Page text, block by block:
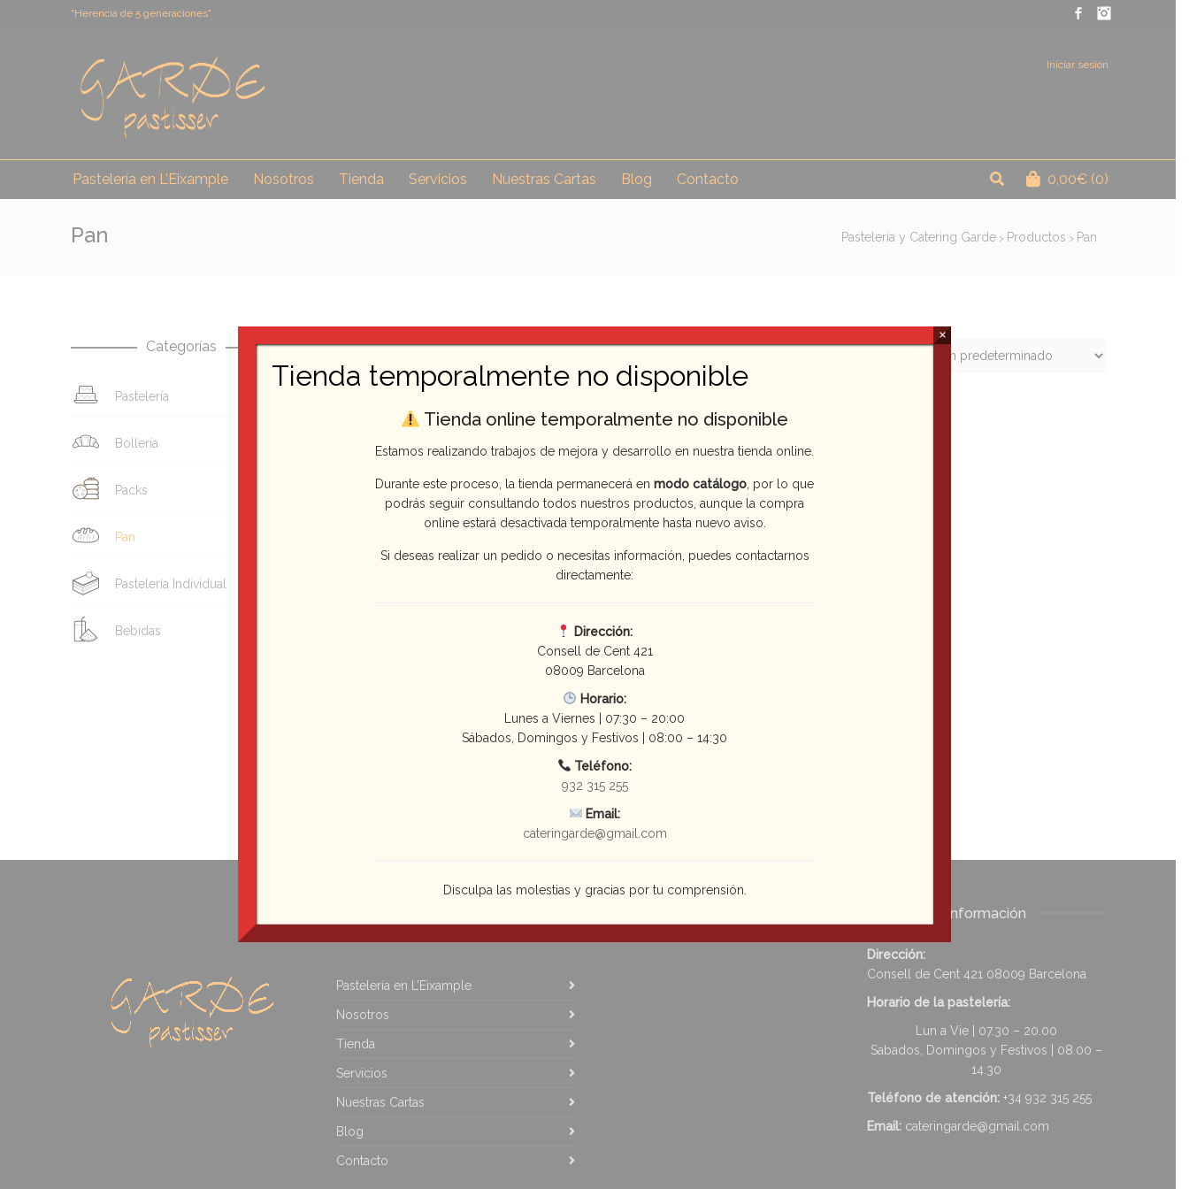
"Herencia de 5 generaciones" Facebook
Iniciar sesión
Pastelería en L’Eixample Nosotros Tienda Servicios Nuestras Cartas Blog Contacto 0,00€(0)
Pan Pasteleria y Catering Garde> Productos > Pan
Categorías
Pastelería
Bollería
Packs
Pan
Pastelería Individual
Bebidas
Pastelería en L’Eixample
Nosotros
Tienda
Servicios
Nuestras Cartas
Blog
Contacto
Información
Dirección:
Consell de Cent 421 08009 Barcelona
Horario de la pastelería:
Lun a Vie | 07.30 – 20.00
Sabados, Domingos y Festivos | 08.00 –
14.30
Teléfono de atención: +34 932 315 255
Email: cateringarde@gmail.com
Tienda temporalmente no disponible
Tienda online temporalmente no disponible
Estamos realizando trabajos de mejora y desarrollo en nuestra tienda online.
Durante este proceso, la tienda permanecerá en modo catálogo , por lo que
podrás seguir consultando todos nuestros productos, aunque la compra
online estará desactivada temporalmente hasta nuevo aviso.
Si deseas realizar un pedido o necesitas información, puedes contactarnos
directamente:
Dirección:
Consell de Cent 421
08009 Barcelona
Horario:
Lunes a Viernes | 07:30 – 20:00
Sábados, Domingos y Festivos | 08:00 – 14:30
Teléfono:
932 315 255
Email:
cateringarde@gmail.com
Disculpa las molestias y gracias por tu comprensión.
×